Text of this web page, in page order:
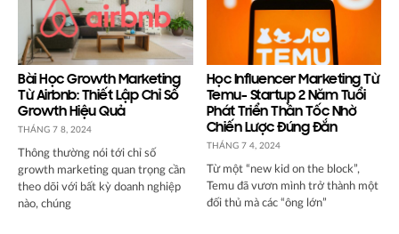
Bài Học Growth Marketing
Từ Airbnb: Thiết Lập Chỉ Số
Growth Hiệu Quả
THÁNG 7 8, 2024
Thông thường nói tới chỉ số
growth marketing quan trọng cần
theo dõi với bất kỳ doanh nghiệp
nào, chúng
Học Influencer Marketing Từ
Temu- Startup 2 Năm Tuổi
Phát Triển Thần Tốc Nhờ
Chiến Lược Đúng Đắn
THÁNG 7 4, 2024
Từ một “new kid on the block”,
Temu đã vươn mình trở thành một
đối thủ mà các “ông lớn”